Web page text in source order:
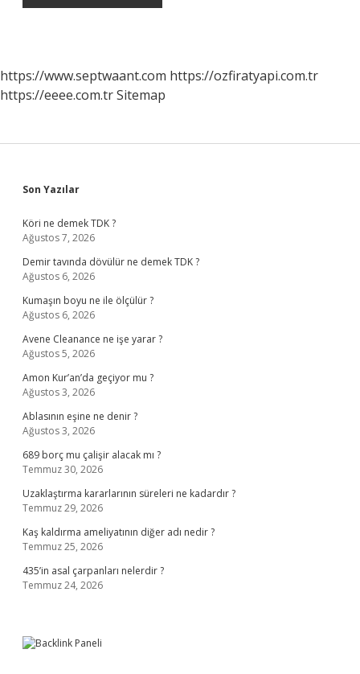
https://www.septwaant.com https://ozfiratyapi.com.tr
https://eeee.com.trSitemap
Sidebar
Son Yazılar
Köri ne demek TDK ?
Ağustos 7, 2026
Demir tavında dövülür ne demek TDK ?
Ağustos 6, 2026
Kumaşın boyu ne ile ölçülür ?
Ağustos 6, 2026
Avene Cleanance ne işe yarar ?
Ağustos 5, 2026
Amon Kur’an’da geçiyor mu ?
Ağustos 3, 2026
Ablasının eşine ne denir ?
Ağustos 3, 2026
689 borç mu çalişir alacak mı ?
Temmuz 30, 2026
Uzaklaştırma kararlarının süreleri ne kadardır ?
Temmuz 29, 2026
Kaş kaldırma ameliyatının diğer adı nedir ?
Temmuz 25, 2026
435’in asal çarpanları nelerdir ?
Temmuz 24, 2026